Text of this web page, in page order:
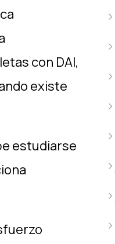
con DAI,
existe
estudiarse